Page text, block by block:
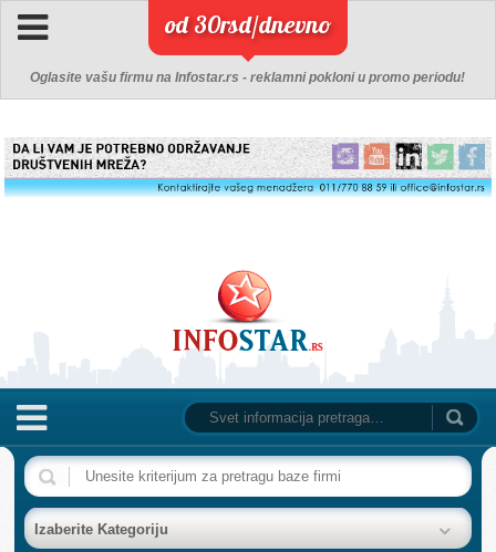
od 30rsd/dnevno
Oglasite vašu firmu na Infostar.rs - reklamni pokloni u promo periodu!
NASLOVNA
BAZA FIRMI
Izaberite Kategoriju